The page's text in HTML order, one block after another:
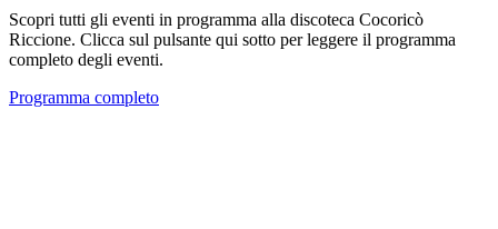
Scopri tutti gli eventi in programma alla discoteca Cocoricò
Riccione. Clicca sul pulsante qui sotto per leggere il programma
completo degli eventi.
Programma completo